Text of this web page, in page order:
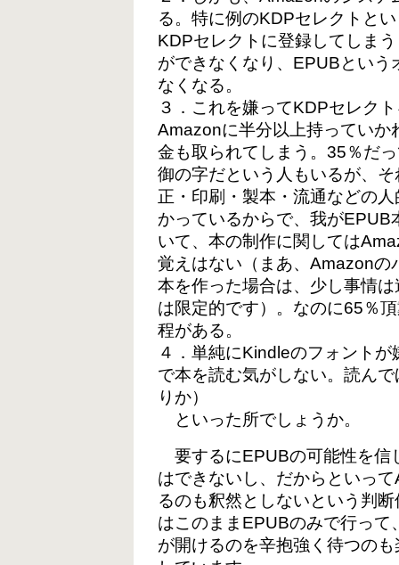
る。特に例のKDPセレクトと
KDPセレクトに登録してしま
ができなくなり、EPUBとい
なくなる。
３．これを嫌ってKDPセレク
Amazonに半分以上持っていか
金も取られてしまう。35％だ
御の字だという人もいるが、
正・印刷・製本・流通などの
かっているからで、我が
いて、本の制作に関しては
覚えはない（まあ、Amazonの
本を作った場合は、少し事情
は限定的です）。なのに65％
程がある。
４．単純にKindleのフォント
で本を読む気がしない。読ん
りか）
といった所でしょうか。
要するにEPUBの可能性を信
はできないし、だからといっ
るのも釈然としないという判
はこのままEPUBのみで行っ
が開けるのを辛抱強く待つの